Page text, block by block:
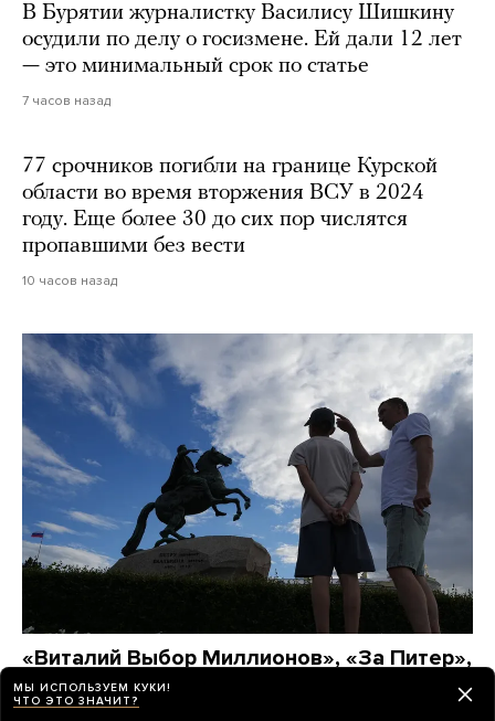
В Бурятии журналистку Василису Шишкину
осудили по делу о госизмене. Ей дали 12 лет
— это минимальный срок по статье
7 часов назад
77 срочников погибли на границе Курской
области во время вторжения ВСУ в 2024
году. Еще более 30 до сих пор числятся
пропавшими без вести
10 часов назад
«Виталий Выбор Миллионов», «За Питер»,
«Транспорт СПб» — так теперь
называются телеграм-каналы
МЫ ИСПОЛЬЗУЕМ КУКИ!
ЧТО ЭТО ЗНАЧИТ?